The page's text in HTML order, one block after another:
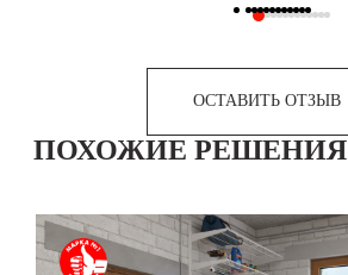
ОСТАВИТЬ ОТЗЫВ
ПОХОЖИЕ РЕШЕНИЯ